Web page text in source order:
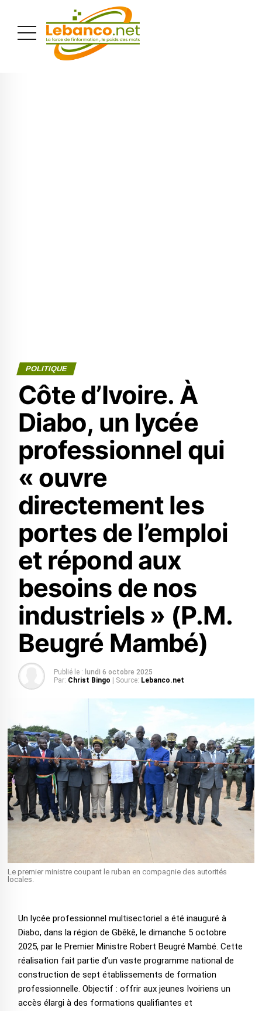
POLITIQUE
Côte d’Ivoire. À
Diabo, un lycée
professionnel qui
« ouvre
directement les
portes de l’emploi
et répond aux
besoins de nos
industriels » (P.M.
Beugré Mambé)
Publié le : lundi 6 octobre 2025
Par: Christ Bingo | Source: Lebanco.net
Le premier ministre coupant le ruban en compagnie des autorités
locales.
Un lycée professionnel multisectoriel a été inauguré à
Diabo, dans la région de Gbêkê, le dimanche 5 octobre
2025, par le Premier Ministre Robert Beugré Mambé. Cette
réalisation fait partie d’un vaste programme national de
construction de sept établissements de formation
professionnelle. Objectif : offrir aux jeunes Ivoiriens un
accès élargi à des formations qualifiantes et